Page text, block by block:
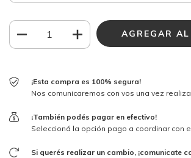
¡Esta compra es 100% segura!
Nos comunicaremos con vos una vez
¡También podés pagar en efectivo!
Seleccioná la opción pago a coordinar con el
Si querés realizar un cambio, ¡comunicate